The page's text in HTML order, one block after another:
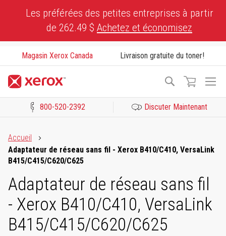
Les préférées des petites entreprises à partir
de 262.49 $ Achetez et économisez
Magasin Xerox Canada Livraison gratuite du toner!
Recherche
800-520-2392 Discuter Maintenant
Accueil
Adaptateur de réseau sans fil - Xerox B410/C410, VersaLink
B415/C415/C620/C625
Adaptateur de réseau sans fil
- Xerox B410/C410, VersaLink
B415/C415/C620/C625